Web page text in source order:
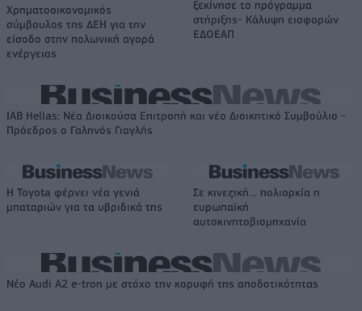
Χρηματοοικονομικός
σύμβουλος της ΔΕΗ για την
είσοδο στην πολωνική αγορά
ενέργειας
ξεκίνησε το πρόγραμμα
στήριξης- Κάλυψη εισφορών
ΕΔΟΕΑΠ
IAB Hellas: Νέα Διοικούσα Επιτροπή και νέο Διοικητικό Συμβούλιο -
Πρόεδρος ο Γαληνός Γιαγλής
Η Toyota φέρνει νέα γενιά
μπαταριών για τα υβριδικά της
Σε κινεζική… πολιορκία η
ευρωπαϊκή
αυτοκινητοβιομηχανία
Νέο Audi A2 e-tron με στόχο την κορυφή της αποδοτικότητας